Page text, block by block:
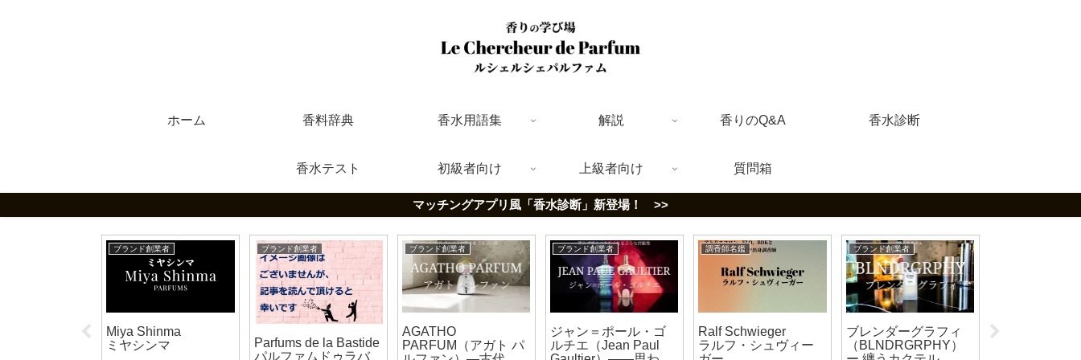
ホーム 香料辞典 香水用語集 解説 香りのQ&A 香水診断
香水テスト 初級者向け 上級者向け 質問箱
マッチングアプリ風「香水診断」新登場！ >>
ブランド創業者
Miya Shinma
ミヤシンマ
ブランド創業者
Parfums de la Bastide
パルファムドゥラバ
ブランド創業者
AGATHO
PARFUM（アガト パ
ブランド創業者
ジャン＝ポール・ゴ
ルチエ（Jean Paul
調香師名鑑
Ralf Schwieger
ラルフ・シュヴィー
ブランド創業者
ブレンダーグラフィ
（BLNDRGRPHY）
Jo Loves（ジ